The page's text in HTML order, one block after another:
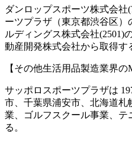
ダンロップスポーツ株式会社
ーツプラザ（東京都渋谷区
ルディングス株式会社(2501)
動産開発株式会社から取得す
【その他生活用品製造業界の
サッポロスポーツプラザは
市、千葉県浦安市、北海道
業、ゴルフスクール事業、
る。